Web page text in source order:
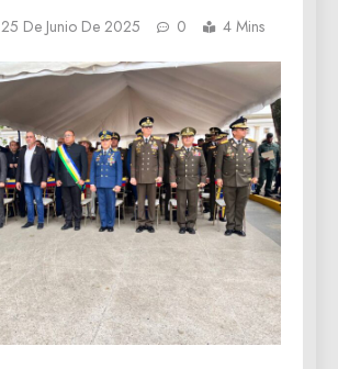
25 De Junio De 2025 0 4 Mins